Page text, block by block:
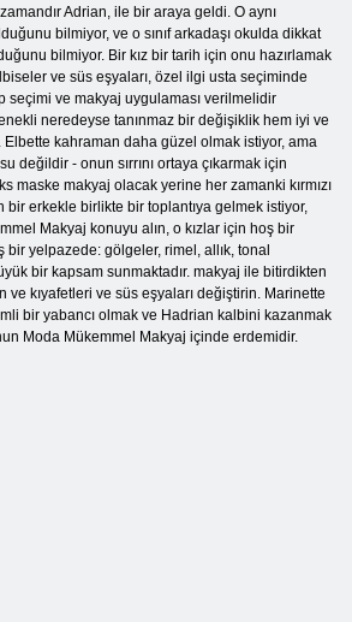
zamandır Adrian, ile bir araya geldi. O aynı
bilmiyor, ve o sınıf arkadaşı okulda dikkat
bilmiyor. Bir kız bir tarih için onu hazırlamak
ve süs eşyaları, özel ilgi usta seçiminde
seçimi ve makyaj uygulaması verilmelidir
neredeyse tanınmaz bir değişiklik hem iyi ve
kahraman daha güzel olmak istiyor, ama
değildir - onun sırrını ortaya çıkarmak için
maske makyaj olacak yerine her zamanki kırmızı
erkekle birlikte bir toplantıya gelmek istiyor,
Makyaj konuyu alın, o kızlar için hoş bir
yelpazede: gölgeler, rimel, allık, tonal
bir kapsam sunmaktadır. makyaj ile bitirdikten
ve kıyafetleri ve süs eşyaları değiştirin. Marinette
bir yabancı olmak ve Hadrian kalbini kazanmak
Moda Mükemmel Makyaj içinde erdemidir.